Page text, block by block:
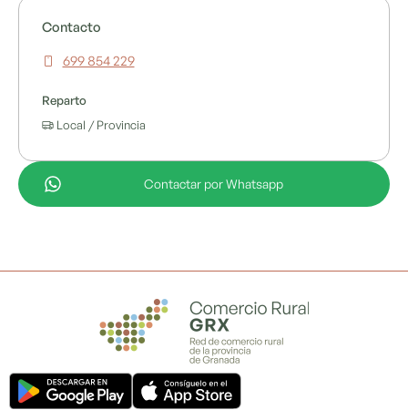
Contacto
699 854 229
Reparto
Local / Provincia
Contactar por Whatsapp